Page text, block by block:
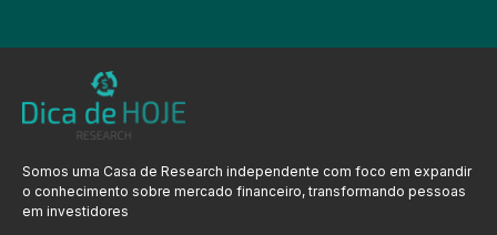
Somos uma Casa de Research independente com foco em expandir
o conhecimento sobre mercado financeiro, transformando pessoas
em investidores